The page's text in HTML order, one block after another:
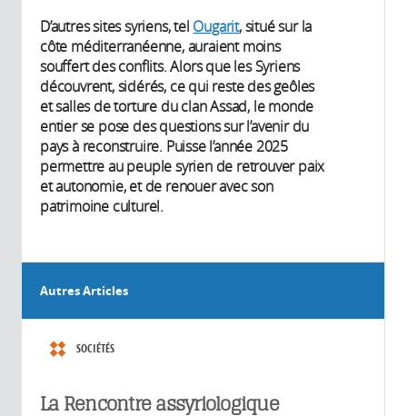
D’autres sites syriens, tel Ougarit, situé sur la
côte méditerranéenne, auraient moins
souffert des conflits. Alors que les Syriens
découvrent, sidérés, ce qui reste des geôles
et salles de torture du clan Assad, le monde
entier se pose des questions sur l’avenir du
pays à reconstruire. Puisse l’année 2025
permettre au peuple syrien de retrouver paix
et autonomie, et de renouer avec son
patrimoine culturel.
Autres Articles
SOCIÉTÉS
La Rencontre assyriologique